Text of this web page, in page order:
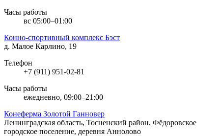
Часы работы
вс 05:00–01:00
Конно-спортивный комплекс Бэст
д. Малое Карлино, 19
Телефон
+7 (911) 951-02-81
Часы работы
ежедневно, 09:00–21:00
Конеферма Золотой Ганновер
Ленинградская область, Тосненский район, Фёдоровское
городское поселение, деревня Аннолово